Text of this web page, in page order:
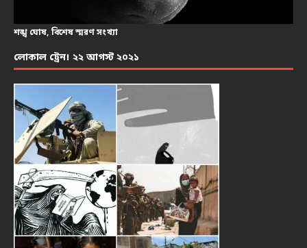
শঙ্খ ঘোষ, বিশেষ স্মরণ সংখ্যা
লোকাল ট্রেন। ২২ আগস্ট ২০২১